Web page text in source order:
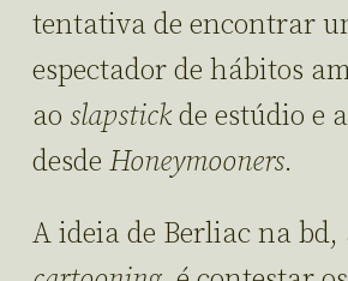
tentativa de encontrar
espectador de hábitos
ao slapstick de estúdio e
desde Honeymooners.
A ideia de Berliac na